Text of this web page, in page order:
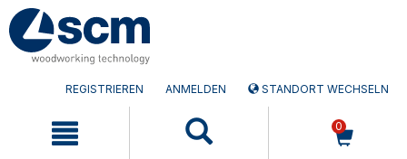
Zum
Inhalt
springen
Zum
Navigationsmen�
springen
REGISTRIEREN ANMELDEN STANDORT WECHSELN
0